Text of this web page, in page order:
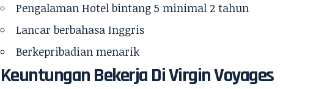
Pengalaman Hotel bintang 5 minimal 2 tahun
Lancar berbahasa Inggris
Berkepribadian menarik
Keuntungan Bekerja Di Virgin Voyages